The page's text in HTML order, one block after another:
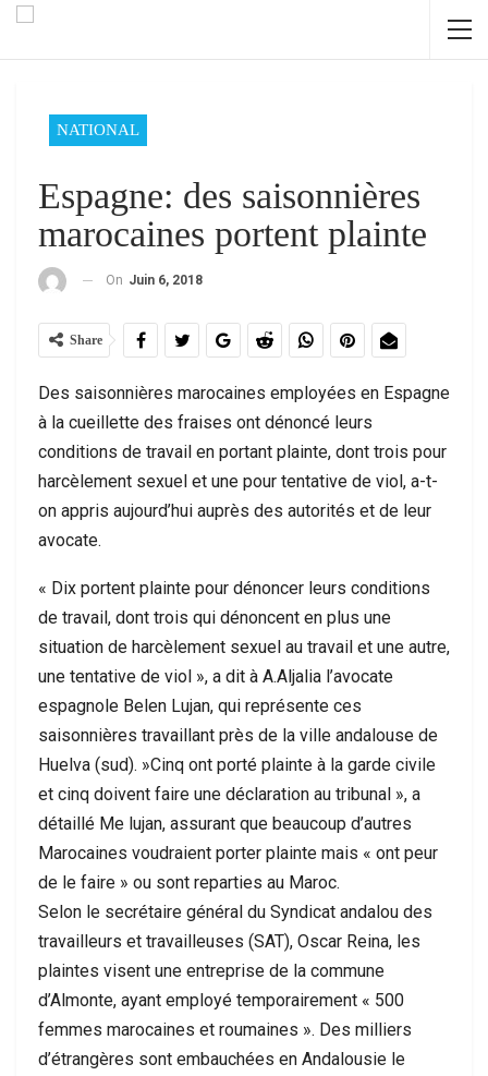
NATIONAL
Espagne: des saisonnières
marocaines portent plainte
On Juin 6, 2018
Share
Des saisonnières marocaines employées en Espagne
à la cueillette des fraises ont dénoncé leurs
conditions de travail en portant plainte, dont trois pour
harcèlement sexuel et une pour tentative de viol, a-t-
on appris aujourd’hui auprès des autorités et de leur
avocate.
« Dix portent plainte pour dénoncer leurs conditions
de travail, dont trois qui dénoncent en plus une
situation de harcèlement sexuel au travail et une autre,
une tentative de viol », a dit à A.Aljalia l’avocate
espagnole Belen Lujan, qui représente ces
saisonnières travaillant près de la ville andalouse de
Huelva (sud). »Cinq ont porté plainte à la garde civile
et cinq doivent faire une déclaration au tribunal », a
détaillé Me lujan, assurant que beaucoup d’autres
Marocaines voudraient porter plainte mais « ont peur
de le faire » ou sont reparties au Maroc.
Selon le secrétaire général du Syndicat andalou des
travailleurs et travailleuses (SAT), Oscar Reina, les
plaintes visent une entreprise de la commune
d’Almonte, ayant employé temporairement « 500
femmes marocaines et roumaines ». Des milliers
d’étrangères sont embauchées en Andalousie le